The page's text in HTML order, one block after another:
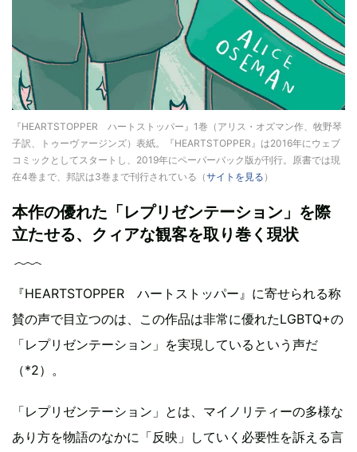
『HEARTSTOPPER ハートストッパー』1巻（アリス・オズマン作、牧野琴
子訳、トゥーヴァージンズ）表紙。『HEARTSTOPPER』は2016年にウェブ
コミックとしてスタートし、2019年にペーパーバック版が刊行。原書では現
在4巻まで、邦訳は3巻まで刊行されている（サイトを見る ）
本作の優れた「レプリゼンテーション」を際
立たせる、クィアな観客を取り巻く現状
『HEARTSTOPPER ハートストッパー』に寄せられる称
賛の声で目立つのは、この作品は非常に優れたLGBTQ+の
「レプリゼンテーション」を実現しているという声だ
（*2）。
「レプリゼンテーション」とは、マイノリティーの多様な
あり方を物語のなかに「反映」していく必要性を訴える言